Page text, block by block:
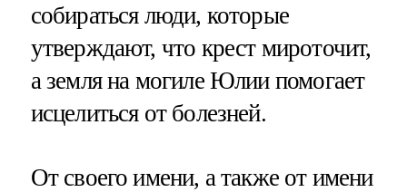
собираться люди, которые
утверждают, что крест мироточит,
а земля на могиле Юлии помогает
исцелиться от болезней.
От своего имени, а также от имени